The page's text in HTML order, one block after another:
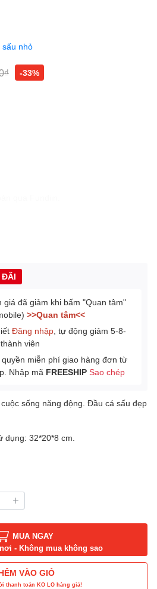
sấu nhỏ
-33%
ĐÃI
giá đã giảm khi bấm "Quan tâm"
>>Quan tâm<<
Đăng nhập , tự động giảm 5-8-
viên
miễn phí giao hàng đơn từ
Nhập mã FREESHIP Sao chép
sống năng động. Đầu cá sấu đẹp
32*20*8 cm.
MUA NGAY
- Không mua không sao
VÀO GIỎ
thanh toán KO LO hàng giả!